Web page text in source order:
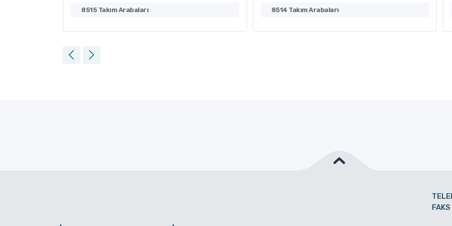
8514 Takım Arabaları 8516 Takım Arabaları
FAKS